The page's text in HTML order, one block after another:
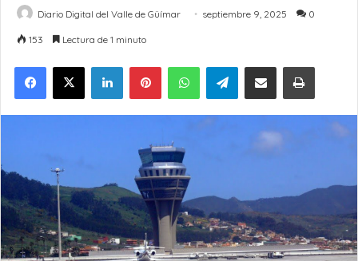
Diario Digital del Valle de Güímar septiembre 9, 2025 0
153 Lectura de 1 minuto
LinkedInPinterestWhatsAppTelegramCompartir por Email Imprimir